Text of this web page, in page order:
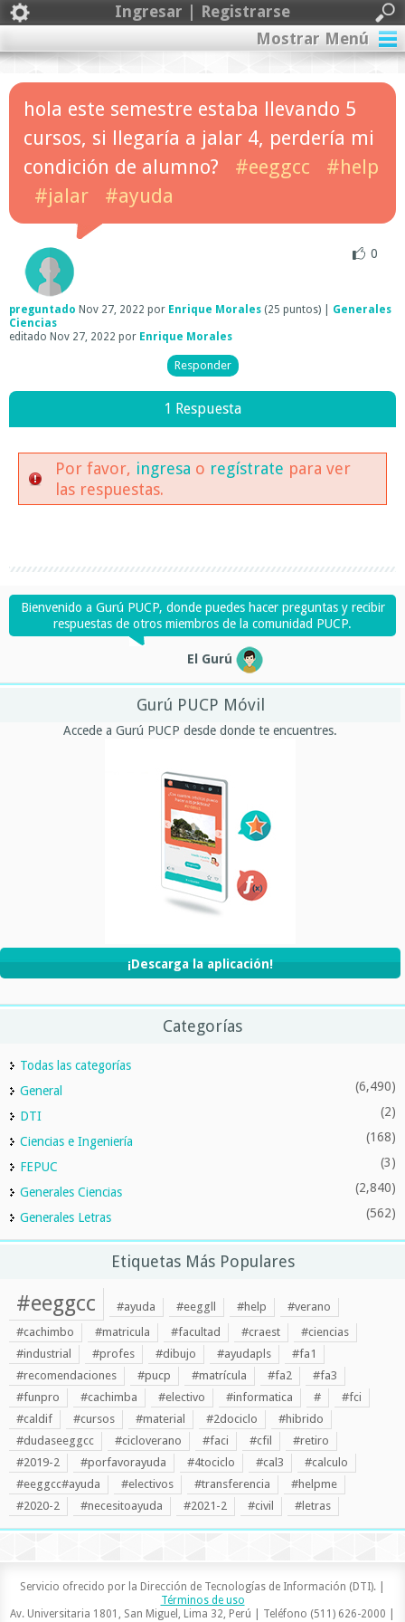
Ingresar | Registrarse
Mostrar Menú
hola este semestre estaba llevando 5
cursos, si llegaría a jalar 4, perdería mi
condición de alumno?
#eeggcc
#help
#jalar
#ayuda
0
preguntado Nov 27, 2022 por Enrique Morales (25 puntos)
Generales
Ciencias
editado Nov 27, 2022 por Enrique Morales
1 Respuesta
Por favor, ingresa o regístrate para ver
las respuestas.
Bienvenido a Gurú PUCP, donde puedes hacer preguntas y recibir
respuestas de otros miembros de la comunidad PUCP.
El Gurú
Gurú PUCP Móvil
Accede a Gurú PUCP desde donde te encuentres.
¡Descarga la aplicación!
Categorías
Todas las categorías
General
(6,490)
DTI (2)
Ciencias e Ingeniería (168)
FEPUC (3)
Generales Ciencias (2,840)
Generales Letras (562)
Etiquetas Más Populares
#eeggcc #ayuda #eeggll #help
#verano
#cachimbo
#matricula #facultad #craest
#ciencias
#industrial
#profes #dibujo #ayudapls
#fa1
#recomendaciones
#pucp #matrícula #fa2
#fa3
#funpro
#cachimba #electivo #informatica #
#fci
#caldif
#cursos #material #2dociclo
#hibrido
#dudaseeggcc
#cicloverano #faci #cfil
#retiro
#2019-2
#porfavorayuda #4tociclo #cal3
#calculo
#eeggcc#ayuda
#electivos #transferencia
#helpme
#2020-2
#necesitoayuda #2021-2 #civil #letras
Servicio ofrecido por la Dirección de Tecnologías de Información (DTI). |
Términos de uso
Av. Universitaria 1801, San Miguel, Lima 32, Perú | Teléfono (511) 626-2000 |